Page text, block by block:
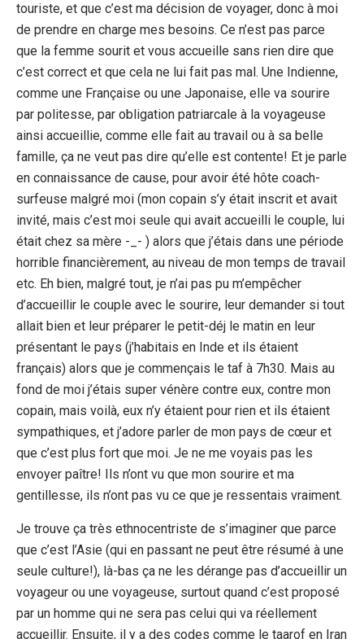
touriste, et que c’est ma décision de voyager, donc à moi
de prendre en charge mes besoins. Ce n’est pas parce
que la femme sourit et vous accueille sans rien dire que
c’est correct et que cela ne lui fait pas mal. Une Indienne,
comme une Française ou une Japonaise, elle va sourire
par politesse, par obligation patriarcale à la voyageuse
ainsi accueillie, comme elle fait au travail ou à sa belle
famille, ça ne veut pas dire qu’elle est contente! Et je parle
en connaissance de cause, pour avoir été hôte coach-
surfeuse malgré moi (mon copain s’y était inscrit et avait
invité, mais c’est moi seule qui avait accueilli le couple, lui
était chez sa mère -_- ) alors que j’étais dans une période
horrible financièrement, au niveau de mon temps de travail
etc. Eh bien, malgré tout, je n’ai pas pu m’empêcher
d’accueillir le couple avec le sourire, leur demander si tout
allait bien et leur préparer le petit-déj le matin en leur
présentant le pays (j’habitais en Inde et ils étaient
français) alors que je commençais le taf à 7h30. Mais au
fond de moi j’étais super vénère contre eux, contre mon
copain, mais voilà, eux n’y étaient pour rien et ils étaient
sympathiques, et j’adore parler de mon pays de cœur et
que c’est plus fort que moi. Je ne me voyais pas les
envoyer paître! Ils n’ont vu que mon sourire et ma
gentillesse, ils n’ont pas vu ce que je ressentais vraiment.
Je trouve ça très ethnocentriste de s’imaginer que parce
que c’est l’Asie (qui en passant ne peut être résumé à une
seule culture!), là-bas ça ne les dérange pas d’accueillir un
voyageur ou une voyageuse, surtout quand c’est proposé
par un homme qui ne sera pas celui qui va réellement
accueillir. Ensuite, il y a des codes comme le taarof en Iran